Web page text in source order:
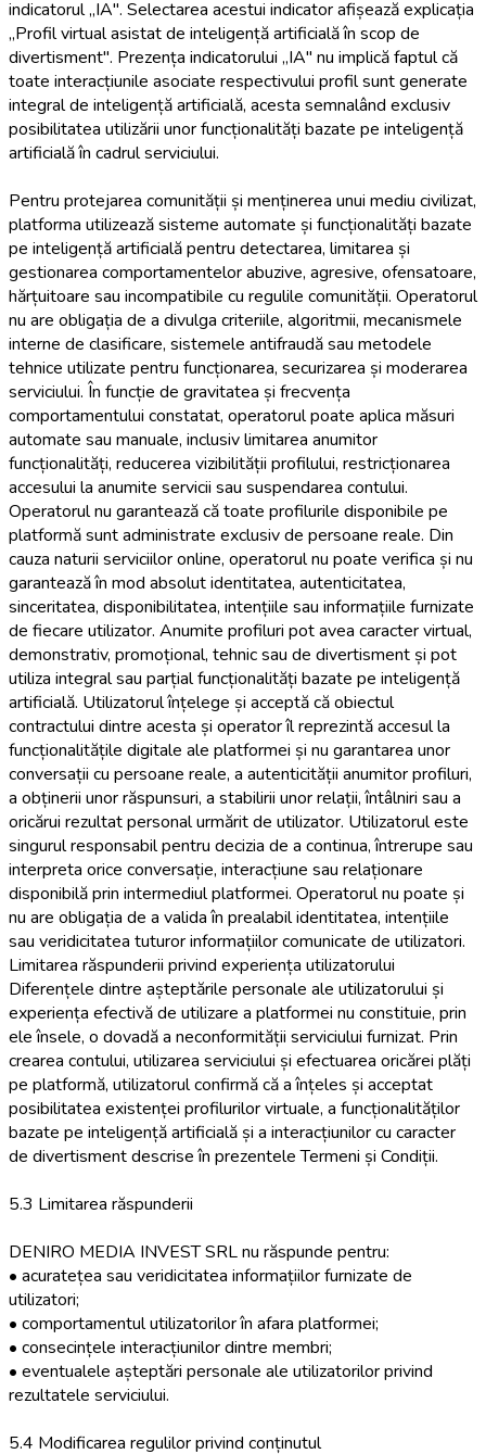
indicatorul „IA". Selectarea acestui indicator afișează explicația
„Profil virtual asistat de inteligență artificială în scop de
divertisment". Prezența indicatorului „IA" nu implică faptul că
toate interacțiunile asociate respectivului profil sunt generate
integral de inteligență artificială, acesta semnalând exclusiv
posibilitatea utilizării unor funcționalități bazate pe inteligență
artificială în cadrul serviciului.
Pentru protejarea comunității și menținerea unui mediu civilizat,
platforma utilizează sisteme automate și funcționalități bazate
pe inteligență artificială pentru detectarea, limitarea și
gestionarea comportamentelor abuzive, agresive, ofensatoare,
hărțuitoare sau incompatibile cu regulile comunității. Operatorul
nu are obligația de a divulga criteriile, algoritmii, mecanismele
interne de clasificare, sistemele antifraudă sau metodele
tehnice utilizate pentru funcționarea, securizarea și moderarea
serviciului. În funcție de gravitatea și frecvența
comportamentului constatat, operatorul poate aplica măsuri
automate sau manuale, inclusiv limitarea anumitor
funcționalități, reducerea vizibilității profilului, restricționarea
accesului la anumite servicii sau suspendarea contului.
Operatorul nu garantează că toate profilurile disponibile pe
platformă sunt administrate exclusiv de persoane reale. Din
cauza naturii serviciilor online, operatorul nu poate verifica și nu
garantează în mod absolut identitatea, autenticitatea,
sinceritatea, disponibilitatea, intențiile sau informațiile furnizate
de fiecare utilizator. Anumite profiluri pot avea caracter virtual,
demonstrativ, promoțional, tehnic sau de divertisment și pot
utiliza integral sau parțial funcționalități bazate pe inteligență
artificială. Utilizatorul înțelege și acceptă că obiectul
contractului dintre acesta și operator îl reprezintă accesul la
funcționalitățile digitale ale platformei și nu garantarea unor
conversații cu persoane reale, a autenticității anumitor profiluri,
a obținerii unor răspunsuri, a stabilirii unor relații, întâlniri sau a
oricărui rezultat personal urmărit de utilizator. Utilizatorul este
singurul responsabil pentru decizia de a continua, întrerupe sau
interpreta orice conversație, interacțiune sau relaționare
disponibilă prin intermediul platformei. Operatorul nu poate și
nu are obligația de a valida în prealabil identitatea, intențiile
sau veridicitatea tuturor informațiilor comunicate de utilizatori.
Limitarea răspunderii privind experiența utilizatorului
Diferențele dintre așteptările personale ale utilizatorului și
experiența efectivă de utilizare a platformei nu constituie, prin
ele însele, o dovadă a neconformității serviciului furnizat. Prin
crearea contului, utilizarea serviciului și efectuarea oricărei plăți
pe platformă, utilizatorul confirmă că a înțeles și acceptat
posibilitatea existenței profilurilor virtuale, a funcționalităților
bazate pe inteligență artificială și a interacțiunilor cu caracter
de divertisment descrise în prezentele Termeni și Condiții.
5.3 Limitarea răspunderii
DENIRO MEDIA INVEST SRL nu răspunde pentru:
• acuratețea sau veridicitatea informațiilor furnizate de
utilizatori;
• comportamentul utilizatorilor în afara platformei;
• consecințele interacțiunilor dintre membri;
• eventualele așteptări personale ale utilizatorilor privind
rezultatele serviciului.
5.4 Modificarea regulilor privind conținutul